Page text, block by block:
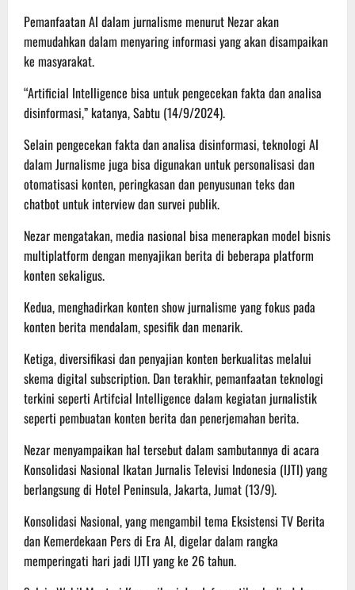
Pemanfaatan AI dalam jurnalisme menurut Nezar akan
memudahkan dalam menyaring informasi yang akan disampaikan
ke masyarakat.
“Artificial Intelligence bisa untuk pengecekan fakta dan analisa
disinformasi,” katanya, Sabtu (14/9/2024).
Selain pengecekan fakta dan analisa disinformasi, teknologi AI
dalam Jurnalisme juga bisa digunakan untuk personalisasi dan
otomatisasi konten, peringkasan dan penyusunan teks dan
chatbot untuk interview dan survei publik.
Nezar mengatakan, media nasional bisa menerapkan model bisnis
multiplatform dengan menyajikan berita di beberapa platform
konten sekaligus.
Kedua, menghadirkan konten show jurnalisme yang fokus pada
konten berita mendalam, spesifik dan menarik.
Ketiga, diversifikasi dan penyajian konten berkualitas melalui
skema digital subscription. Dan terakhir, pemanfaatan teknologi
terkini seperti Artifcial Intelligence dalam kegiatan jurnalistik
seperti pembuatan konten berita dan penerjemahan berita.
Nezar menyampaikan hal tersebut dalam sambutannya di acara
Konsolidasi Nasional Ikatan Jurnalis Televisi Indonesia (IJTI) yang
berlangsung di Hotel Peninsula, Jakarta, Jumat (13/9).
Konsolidasi Nasional, yang mengambil tema Eksistensi TV Berita
dan Kemerdekaan Pers di Era AI, digelar dalam rangka
memperingati hari jadi IJTI yang ke 26 tahun.